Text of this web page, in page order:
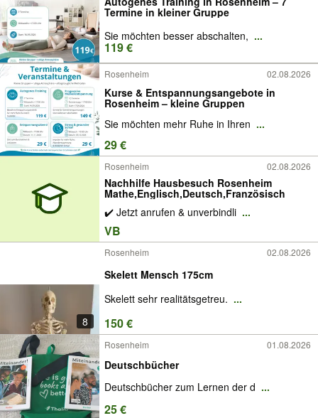
Termine in kleiner Gruppe
Sie möchten besser abschalten, ...
119 €
Rosenheim 02.08.2026
Kurse & Entspannungsangebote in
Rosenheim – kleine Gruppen
Sie möchten mehr Ruhe in Ihren ...
29 €
Rosenheim 02.08.2026
Nachhilfe Hausbesuch Rosenheim
Mathe,Englisch,Deutsch,Französisch
✔️ Jetzt anrufen & unverbindli ...
VB
8
Rosenheim 02.08.2026
Skelett Mensch 175cm
Skelett sehr realitätsgetreu. ...
150 €
Rosenheim 01.08.2026
Deutschbücher
Deutschbücher zum Lernen der d ...
25 €